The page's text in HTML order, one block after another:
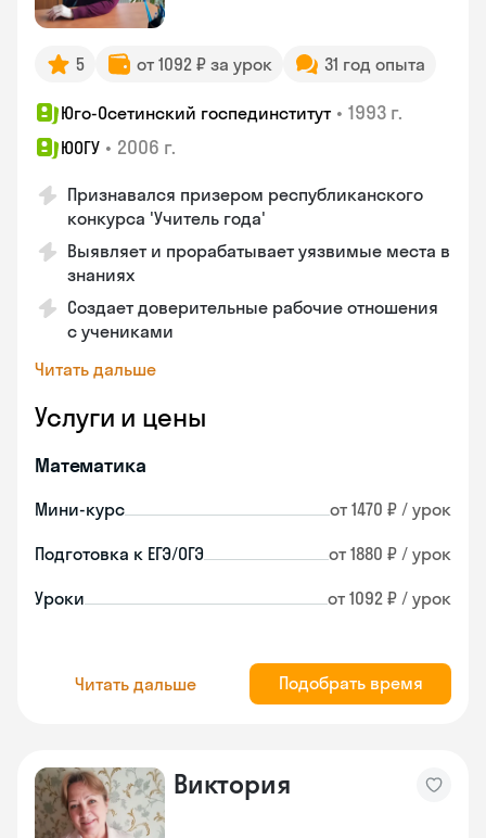
5 от 1092 ₽ за урок 31 год опыта
Юго-Осетинский госпединститут • 1993 г.
ЮОГУ • 2006 г.
Признавался призером республиканского
конкурса 'Учитель года'
Выявляет и прорабатывает уязвимые места в
знаниях
Создает доверительные рабочие отношения
с учениками
Читать дальше
Услуги и цены
Математика
Мини-курс от 1470 ₽ / урок
Подготовка к ЕГЭ/ОГЭ от 1880 ₽ / урок
Уроки от 1092 ₽ / урок
Читать дальше Подобрать время
Виктория